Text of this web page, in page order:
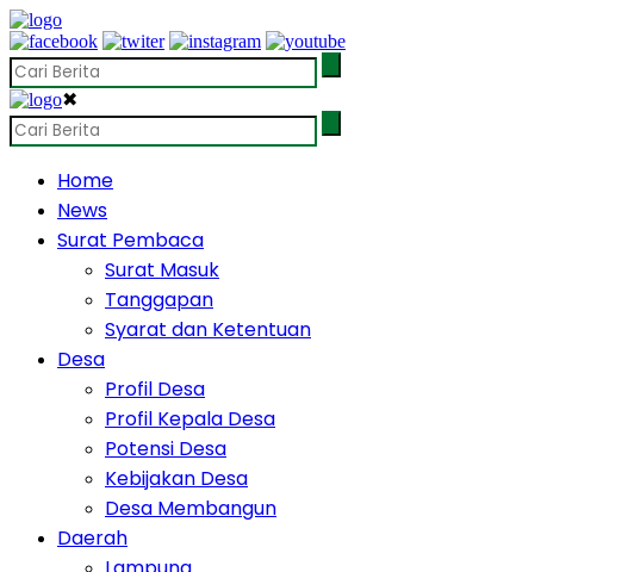
✖
Home
News
Surat Pembaca
Surat Masuk
Tanggapan
Syarat dan Ketentuan
Desa
Profil Desa
Profil Kepala Desa
Potensi Desa
Kebijakan Desa
Desa Membangun
Daerah